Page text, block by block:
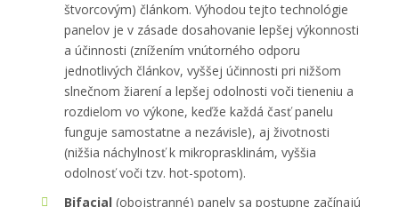
štvorcovým) článkom. Výhodou tejto technológie
panelov je v zásade dosahovanie lepšej výkonnosti
a účinnosti (znížením vnútorného odporu
jednotlivých článkov, vyššej účinnosti pri nižšom
slnečnom žiarení a lepšej odolnosti voči tieneniu a
rozdielom vo výkone, keďže každá časť panelu
funguje samostatne a nezávisle), aj životnosti
(nižšia náchylnosť k mikroprasklinám, vyššia
odolnosť voči tzv. hot-spotom).
Bifacial (obojstranné) panely sa postupne začínajú